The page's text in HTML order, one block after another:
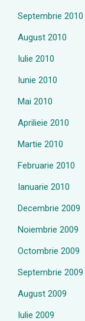
Septembrie 2010
August 2010
Iulie 2010
Iunie 2010
Mai 2010
Aprilieie 2010
Martie 2010
Februarie 2010
Ianuarie 2010
Decembrie 2009
Noiembrie 2009
Octombrie 2009
Septembrie 2009
August 2009
Iulie 2009